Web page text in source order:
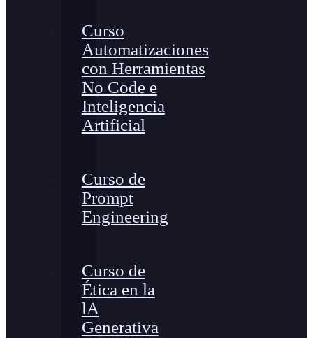
Curso
Automatizaciones
con Herramientas
No Code e
Inteligencia
Artificial
Curso de
Prompt
Engineering
Curso de
Ética en la
lA
Generativa